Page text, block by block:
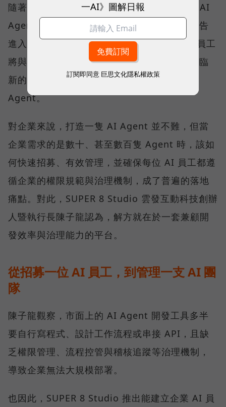
隨著微軟、Google、AWS 等巨頭紛紛喊出「AI
Agent將接管工作流程」，企業營運已正式宣告
進入 AI 代理人時代。在可預見的未來，真人員工
將與大量 AI Agent 協同工作，而企業也將面臨
新的挑戰—如何規模化部署與管理這些 AI
Agent。
對企業來說，打造一隻 AI Agent 並不難，但當
企業需求的是數十、甚至數百隻 Agent 時，該如
何快速招募、有效管理，並確保每位 AI 員工都遵
循企業的權限規範與治理機制，成了普遍的落地
痛點。對此，SUPER 8 Studio 雲發互動科技創辦
人暨執行長陳子龍認為，解方就在於一套兼顧開
發效率與治理能力的平台。
從招募一位 AI 員工，到管理一支 AI 團
隊
陳子龍觀察，市面上的 AI Agent 開發工具多半
要自行寫程式、設計工作流程或串接 API，且缺
乏權限管理、流程控管與稽核追蹤等治理機制，
導致企業無法大規模部署。
也因此，SUPER 8 Studio 推出能建立企業 AI 員
一AI》圖解日報
訂閱即同意 巨思文化隱私權政策